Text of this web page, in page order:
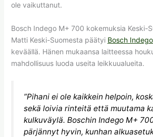
ole vaikuttanut.
Bosch Indego M+ 700 kokemuksia Keski-
Matti Keski-Suomesta päätyi Bosch
keväällä. Hänen mukaansa laitteessa
mahdollisuus luoda useita leikkuualueita.
”Pihani ei ole kaikkein helpoin,
sekä loivia rinteitä että muutama
kulkuväylä. Boschin Indego M+
pärjännyt hyvin, kunhan